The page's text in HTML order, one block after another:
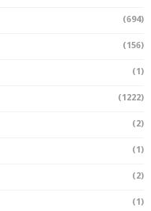
(694)
(156)
(1)
(1222)
(2)
(1)
(2)
(1)